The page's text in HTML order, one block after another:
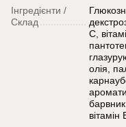
Інгредієнти /
Склад
С,
олія,
барвник
вітамін